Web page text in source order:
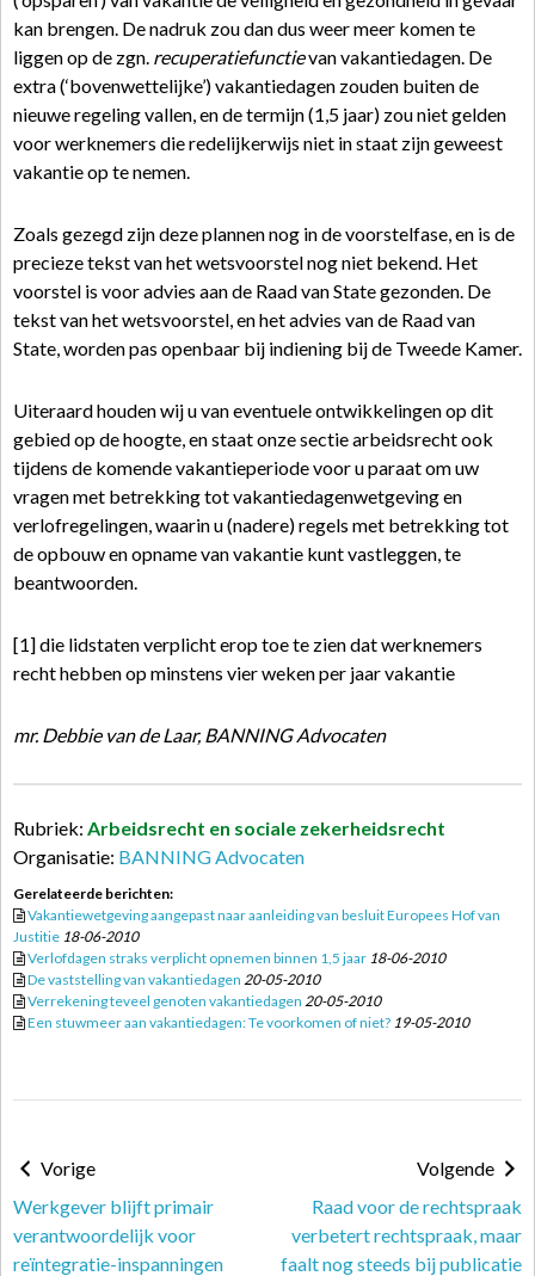
kan brengen. De nadruk zou dan dus weer meer komen te
liggen op de zgn. recuperatiefunctievan vakantiedagen. De
extra (‘bovenwettelijke’) vakantiedagen zouden buiten de
nieuwe regeling vallen, en de termijn (1,5 jaar) zou niet gelden
voor werknemers die redelijkerwijs niet in staat zijn geweest
vakantie op te nemen.
Zoals gezegd zijn deze plannen nog in de voorstelfase, en is de
precieze tekst van het wetsvoorstel nog niet bekend. Het
voorstel is voor advies aan de Raad van State gezonden. De
tekst van het wetsvoorstel, en het advies van de Raad van
State, worden pas openbaar bij indiening bij de Tweede Kamer.
Uiteraard houden wij u van eventuele ontwikkelingen op dit
gebied op de hoogte, en staat onze sectie arbeidsrecht ook
tijdens de komende vakantieperiode voor u paraat om uw
vragen met betrekking tot vakantiedagenwetgeving en
verlofregelingen, waarin u (nadere) regels met betrekking tot
de opbouw en opname van vakantie kunt vastleggen, te
beantwoorden.
[1] die lidstaten verplicht erop toe te zien dat werknemers
recht hebben op minstens vier weken per jaar vakantie
mr. Debbie van de Laar, BANNING Advocaten
Rubriek: Arbeidsrecht en sociale zekerheidsrecht
Organisatie: BANNING Advocaten
Gerelateerde berichten:
Vakantiewetgeving aangepast naar aanleiding van besluit Europees Hof van
Justitie 18-06-2010
Verlofdagen straks verplicht opnemen binnen 1,5 jaar 18-06-2010
De vaststelling van vakantiedagen 20-05-2010
Verrekening teveel genoten vakantiedagen 20-05-2010
Een stuwmeer aan vakantiedagen: Te voorkomen of niet? 19-05-2010
Vorige
Werkgever blijft primair
verantwoordelijk voor
reïntegratie-inspanningen
Volgende
Raad voor de rechtspraak
verbetert rechtspraak, maar
faalt nog steeds bij publicatie